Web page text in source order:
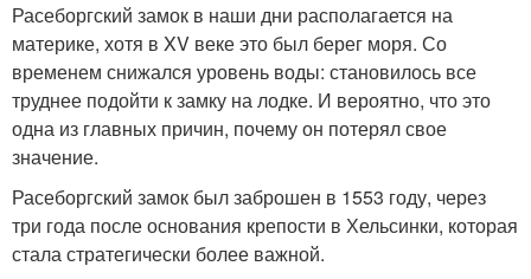
Расеборгский замок в наши дни располагается на
материке, хотя в XV веке это был берег моря. Со
временем снижался уровень воды: становилось все
труднее подойти к замку на лодке. И вероятно, что это
одна из главных причин, почему он потерял свое
значение.
Расеборгский замок был заброшен в 1553 году, через
три года после основания крепости в Хельсинки, которая
стала стратегически более важной.